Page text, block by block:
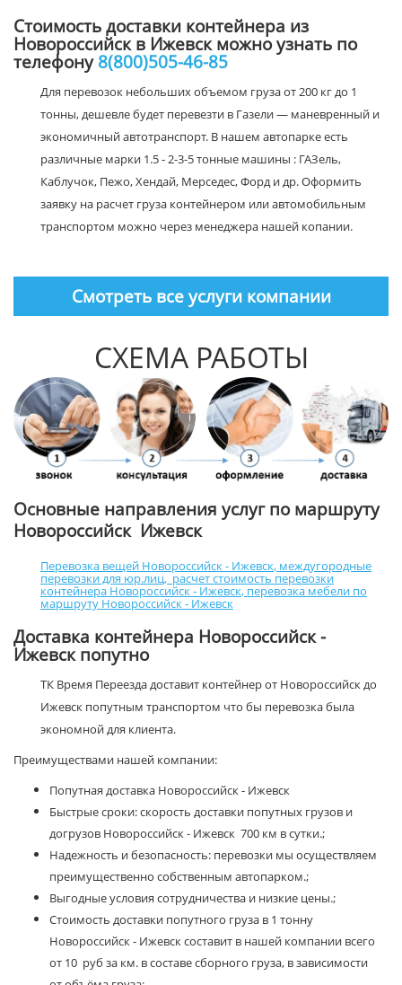
Стоимость доставки контейнера из
Новороссийск в Ижевск можно узнать по
телефону 8(800)505-46-85
Для перевозок небольших объемом груза от 200 кг до 1
тонны, дешевле будет перевезти в Газели — маневренный и
экономичный автотранспорт. В нашем автопарке есть
различные марки 1.5 - 2-3-5 тонные машины : ГАЗель,
Каблучок, Пежо, Хендай, Мерседес, Форд и др. Оформить
заявку на расчет груза контейнером или автомобильным
транспортом можно через менеджера нашей копании.
Смотреть все услуги компании
СХЕМА РАБОТЫ
Основные направления услуг по маршруту
Новороссийск Ижевск
Перевозка вещей Новороссийск - Ижевск, междугородные
перевозки для юр.лиц, расчет стоимость перевозки
контейнера Новороссийск - Ижевск, перевозка мебели по
маршруту Новороссийск - Ижевск
Доставка контейнера Новороссийск -
Ижевск попутно
ТК Время Переезда доставит контейнер от Новороссийск до
Ижевск попутным транспортом что бы перевозка была
экономной для клиента.
Преимуществами нашей компании:
Попутная доставка Новороссийск - Ижевск
Быстрые сроки: скорость доставки попутных грузов и
догрузов Новороссийск - Ижевск 700 км в сутки.;
Надежность и безопасность: перевозки мы осуществляем
преимущественно собственным автопарком.;
Выгодные условия сотрудничества и низкие цены.;
Стоимость доставки попутного груза в 1 тонну
Новороссийск - Ижевск составит в нашей компании всего
от 10 руб за км. в составе сборного груза, в зависимости